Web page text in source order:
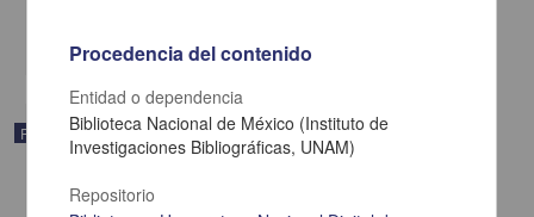
Publicación
Procedencia del contenido
Entidad o dependencia
Biblioteca Nacional de México (Instituto de
Investigaciones Bibliográficas, UNAM)
Repositorio